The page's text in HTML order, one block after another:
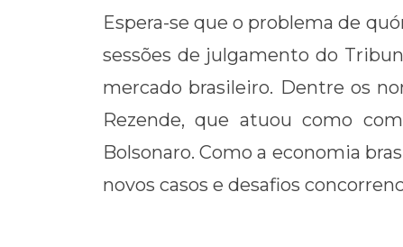
Espera-se que o problema de
sessões de julgamento do
mercado brasileiro. Dentre os
Rezende, que atuou como
Bolsonaro. Como a economia
novos casos e desafios